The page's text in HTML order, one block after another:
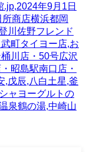
.jp,2024年9月1日
商店横浜都岡
川佐野フレンド
町タイヨー店,お
川店・50号広沢
昭島駅南口店・
,戊辰,八白土星,釜
ャヨーグルトの
泉鶴の湯,中崎山